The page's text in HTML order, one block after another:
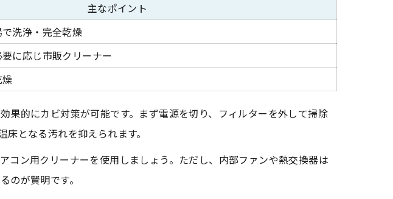
主なポイント
洗浄・完全乾燥
に応じ市販クリーナー
的にカビ対策が可能です。まず電源を切り、フィルターを外して掃除
となる汚れを抑えられます。
ン用クリーナーを使用しましょう。ただし、内部ファンや熱交換器は
のが賢明です。